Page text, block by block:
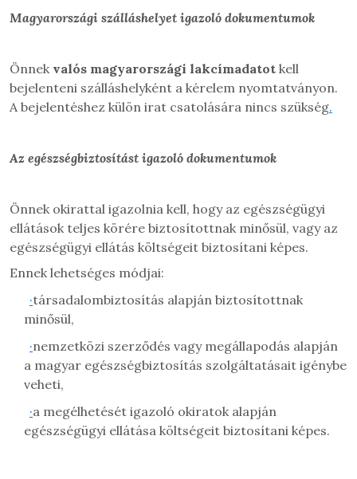
Magyarországi szálláshelyet igazoló dokumentumok
Önnek valós magyarországi lakcímadatot kell
bejelenteni szálláshelyként a kérelem nyomtatványon.
A bejelentéshez külön irat csatolására nincs szükség.
Az egészségbiztosítást igazoló dokumentumok
Önnek okirattal igazolnia kell, hogy az egészségügyi
ellátások teljes körére biztosítottnak minősül, vagy az
egészségügyi ellátás költségeit biztosítani képes.
Ennek lehetséges módjai:
·társadalombiztosítás alapján biztosítottnak
minősül,
·nemzetközi szerződés vagy megállapodás alapján
a magyar egészségbiztosítás szolgáltatásait igénybe
veheti,
·a megélhetését igazoló okiratok alapján
egészségügyi ellátása költségeit biztosítani képes.